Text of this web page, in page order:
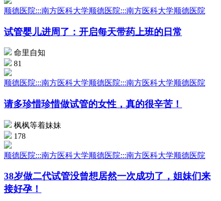
顺德医院:::南方医科大学顺德医院:::南方医科大学顺德医院
试管婴儿进周了：开启每天带药上班的日常
命里自知
81
顺德医院:::南方医科大学顺德医院:::南方医科大学顺德医院
请多珍惜珍惜做试管的女性，真的很辛苦！
枫枫等着妹妹
178
顺德医院:::南方医科大学顺德医院:::南方医科大学顺德医院
38岁做二代试管没曾想居然一次成功了，姐妹们来
接好孕！